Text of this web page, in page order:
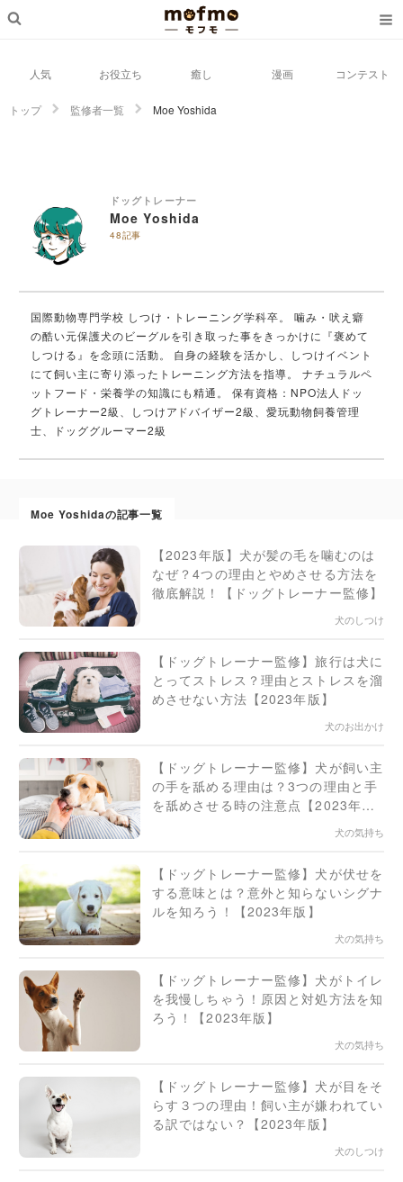
人気 お役立ち 癒し 漫画 コンテスト
トップ 監修者一覧 Moe Yoshida
ドッグトレーナー
Moe Yoshida
48記事
国際動物専門学校 しつけ・トレーニング学科卒。 噛み・吠え癖
の酷い元保護犬のビーグルを引き取った事をきっかけに『褒めて
しつける』を念頭に活動。 自身の経験を活かし、しつけイベント
にて飼い主に寄り添ったトレーニング方法を指導。 ナチュラルペ
ットフード・栄養学の知識にも精通。 保有資格：NPO法人ドッ
グトレーナー2級、しつけアドバイザー2級、愛玩動物飼養管理
士、ドッググルーマー2級
Moe Yoshidaの記事一覧
【2023年版】犬が髪の毛を噛むのは
なぜ？4つの理由とやめさせる方法を
徹底解説！【ドッグトレーナー監修】
犬のしつけ
【ドッグトレーナー監修】旅行は犬に
とってストレス？理由とストレスを溜
めさせない方法【2023年版】
犬のお出かけ
【ドッグトレーナー監修】犬が飼い主
の手を舐める理由は？3つの理由と手
を舐めさせる時の注意点【2023年
犬の気持ち
【ドッグトレーナー監修】犬が伏せを
する意味とは？意外と知らないシグナ
ルを知ろう！【2023年版】
犬の気持ち
【ドッグトレーナー監修】犬がトイレ
を我慢しちゃう！原因と対処方法を知
ろう！【2023年版】
犬の気持ち
【ドッグトレーナー監修】犬が目をそ
らす３つの理由！飼い主が嫌われてい
る訳ではない？【2023年版】
犬のしつけ